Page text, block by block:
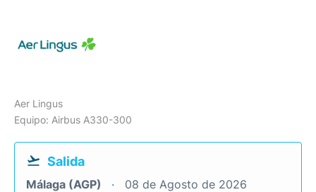
Aer Lingus
Equipo: Airbus A330-300
Salida
Málaga (AGP) 08 de Agosto de 2026